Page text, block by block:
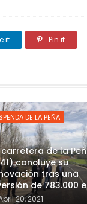
it Pin it
DE LA PEÑA
carretera de la
concluye su
tras una
de 783.000
20, 2021